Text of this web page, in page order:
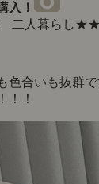
入！
二人暮らし
色合いも抜群で
！！